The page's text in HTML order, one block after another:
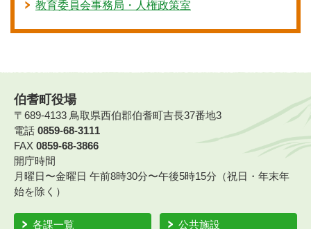
教育委員会事務局・人権政策室
伯耆町役場
〒689-4133 鳥取県西伯郡伯耆町吉長37番地3
電話 0859-68-3111
FAX 0859-68-3866
開庁時間
月曜日〜金曜日 午前8時30分〜午後5時15分（祝日・年末年
始を除く）
各課一覧 公共施設